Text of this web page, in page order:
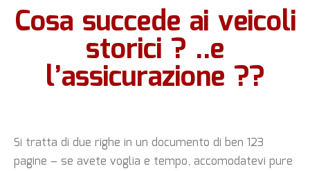
Cosa succede ai veicoli
storici ? ..e
l’assicurazione ??
Si tratta di due righe in un documento di ben 123
pagine – se avete voglia e tempo, accomodatevi pure